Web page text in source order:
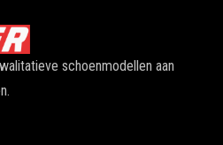
schoenmodellen aan